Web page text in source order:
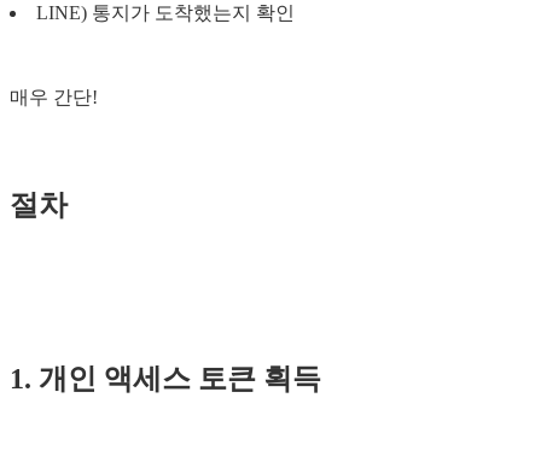
LINE) 통지가 도착했는지 확인
매우 간단!
절차
1. 개인 액세스 토큰 획득